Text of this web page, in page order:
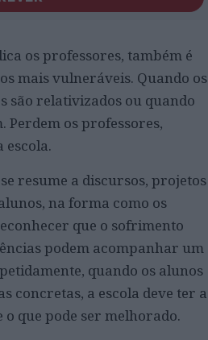
os professores, também é
mais vulneráveis. Quando os
são relativizados ou quando
Perdem os professores,
resume a discursos, projetos
na forma como os
que o sofrimento
podem acompanhar um
quando os alunos
concretas, a escola deve ter a
que pode ser melhorado.